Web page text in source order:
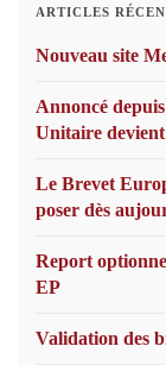
ARTICLES
Nouveau site
Annoncé
Unitaire
Le Brevet
poser dès
Report
EP
Validation des